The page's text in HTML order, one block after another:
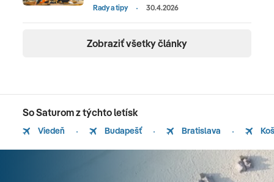
Rady a tipy 30.4.2026
Zobraziť všetky články
So Saturom z týchto letísk
Viedeň Budapešť Bratislava